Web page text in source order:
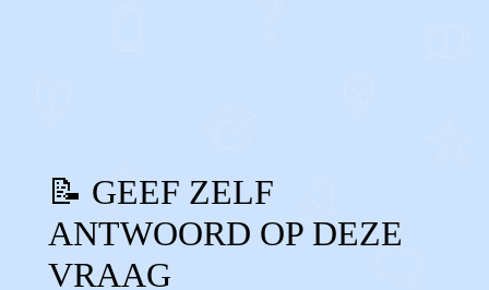
📝 GEEF ZELF
ANTWOORD OP DEZE
VRAAG